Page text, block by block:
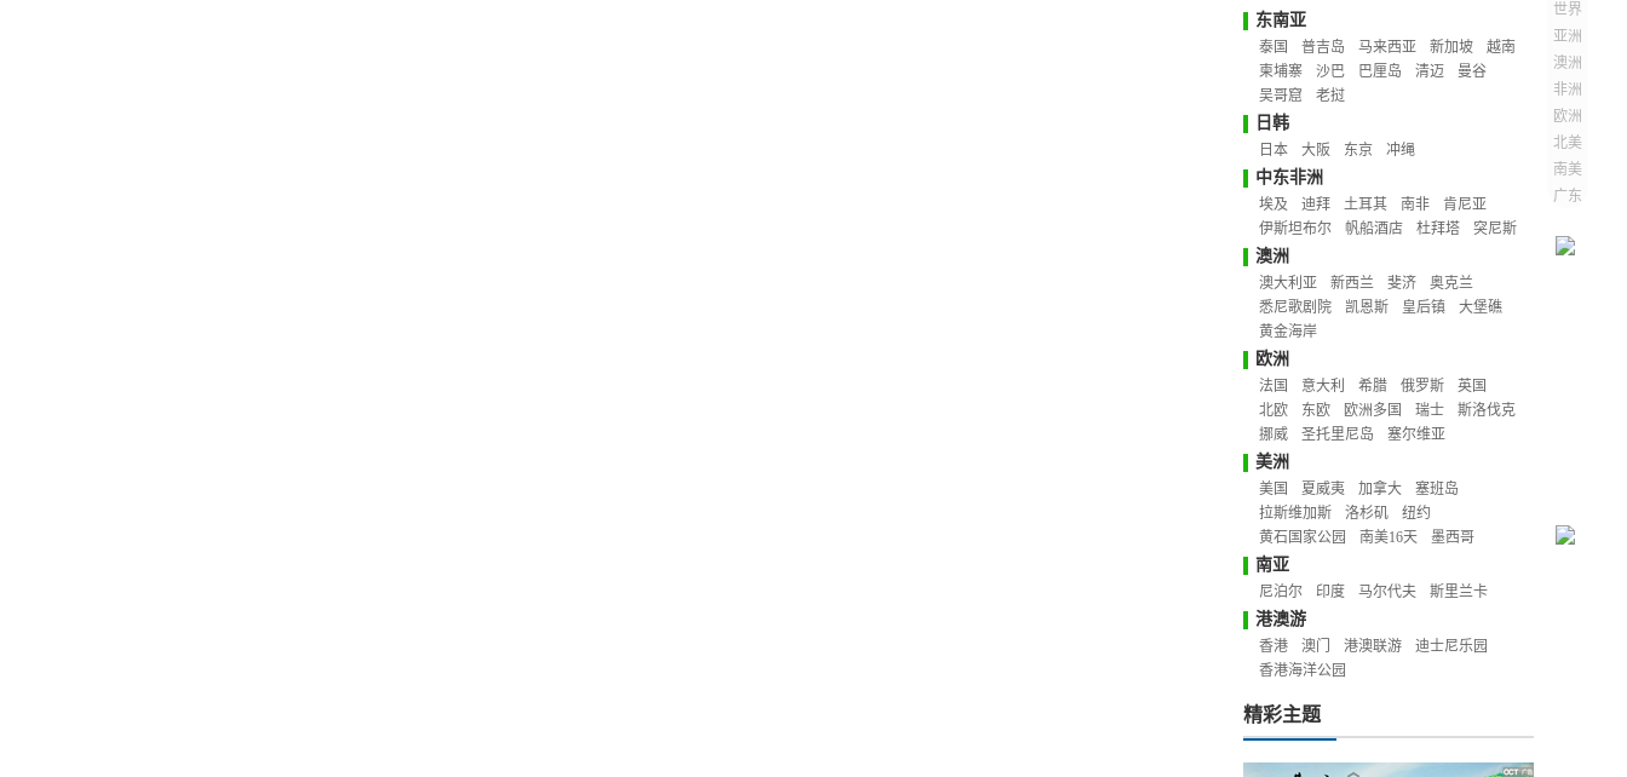
东南亚
泰国 普吉岛 马来西亚 新加坡
越南
柬埔寨
沙巴 巴厘岛 清迈
曼谷
吴哥窟
老挝
日韩
日本 大阪 东京 冲绳
中东非洲
埃及 迪拜 土耳其 南非
肯尼亚
伊斯坦布尔
帆船酒店 杜拜塔 突尼斯
澳洲
澳大利亚 新西兰 斐济
奥克兰
悉尼歌剧院
凯恩斯 皇后镇
大堡礁
黄金海岸
欧洲
法国 意大利 希腊 俄罗斯
英国
北欧
东欧 欧洲多国 瑞士
斯洛伐克
挪威
圣托里尼岛 塞尔维亚
美洲
美国 夏威夷 加拿大
塞班岛
拉斯维加斯
洛杉矶
纽约
黄石国家公园
南美16天 墨西哥
南亚
尼泊尔 印度 马尔代夫 斯里兰卡
港澳游
香港 澳门 港澳联游
迪士尼乐园
香港海洋公园
精彩主题
世界
亚洲
澳洲
非洲
欧洲
北美
南美
广东